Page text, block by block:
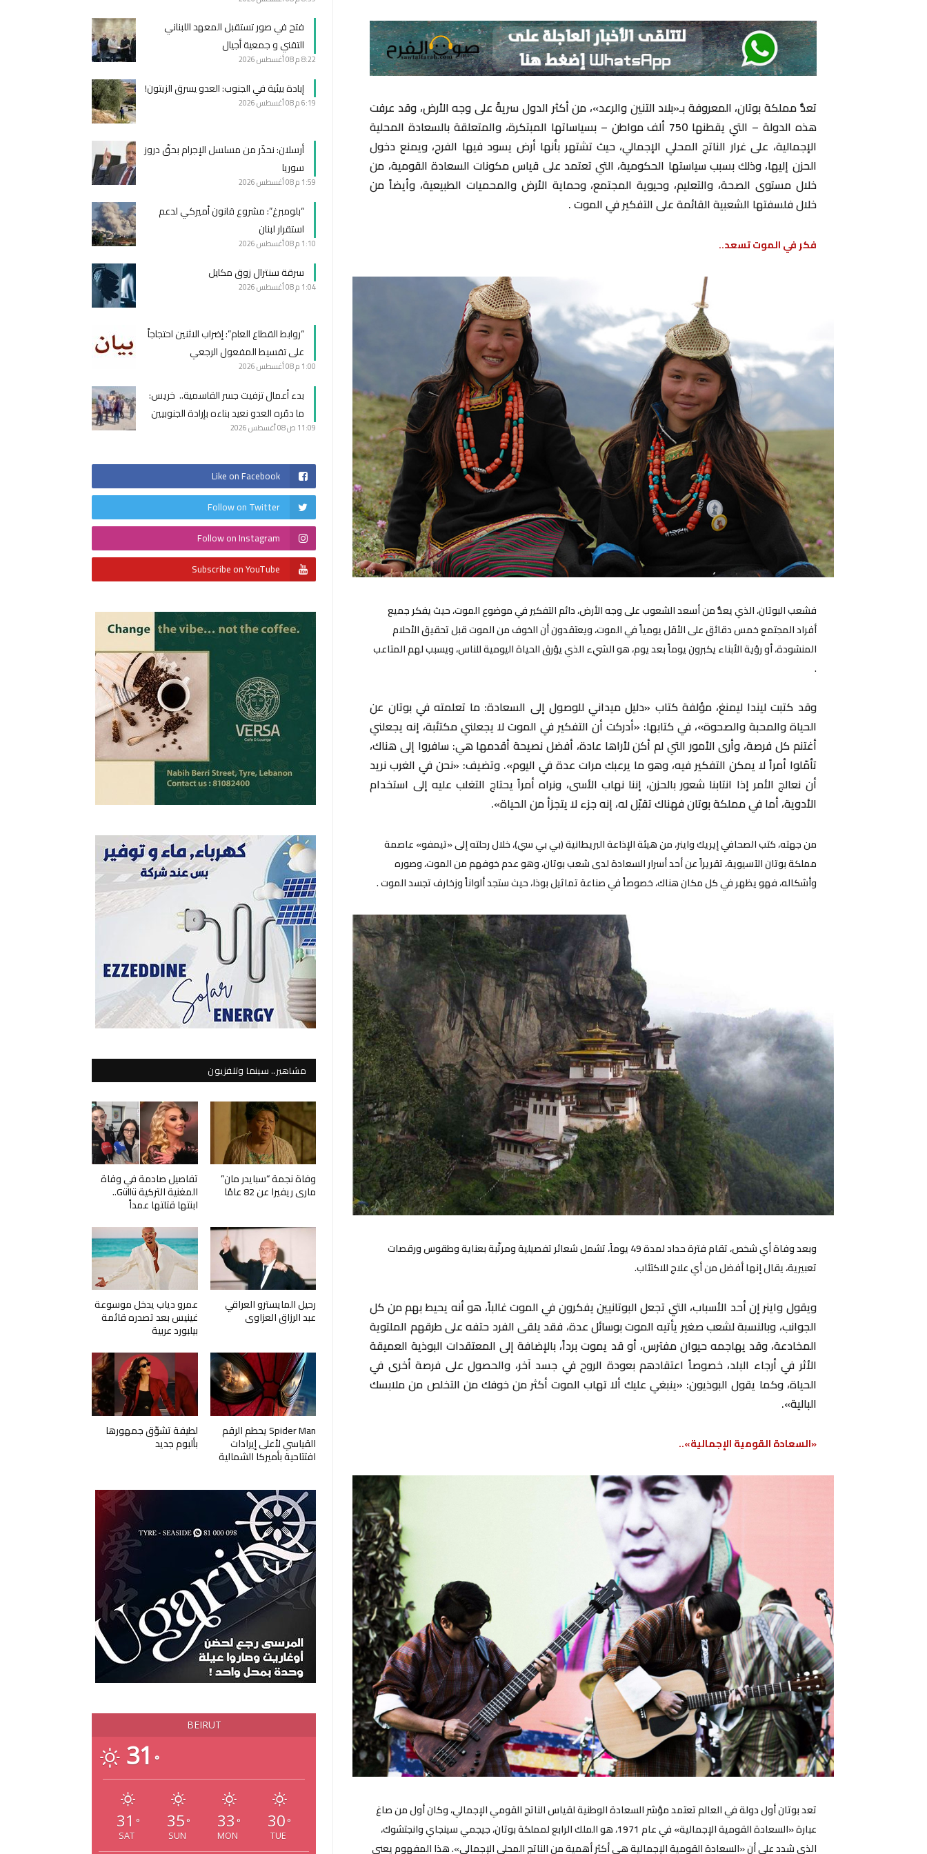
تعدُّ مملكة بوتان، المعروفة بـ«بلاد التنين والرعد»، من أكثر الدول سريةً على وجه الأرض، وقد عرفت
هذه الدولة – التي يقطنها 750 ألف مواطن – بسياساتها المبتكرة، والمتعلقة بالسعادة المحلية
الإجمالية، على غرار الناتج المحلي الإجمالي، حيث تشتهر بأنها أرض يسود فيها الفرح، ويمنع دخول
الحزن إليها، وذلك بسبب سياستها الحكومية، التي تعتمد على قياس مكونات السعادة القومية، من
خلال مستوى الصحة، والتعليم، وحيوية المجتمع، وحماية الأرض والمحميات الطبيعية، وأيضاً من
خلال فلسفتها الشعبية القائمة على التفكير في الموت .
فكر في الموت تسعد..
فشعب البوتان، الذي يعدُّ من أسعد الشعوب على وجه الأرض، دائم التفكير في موضوع الموت، حيث يفكر جميع
أفراد المجتمع خمس دقائق على الأقل يومياً في الموت، ويعتقدون أن الخوف من الموت قبل تحقيق الأحلام
المنشودة، أو رؤية الأبناء يكبرون يوماً بعد يوم، هو الشيء الذي يؤرق الحياة اليومية للناس، ويسبب لهم المتاعب
.
وقد كتبت ليندا ليمنغ، مؤلفة كتاب «دليل ميداني للوصول إلى السعادة: ما تعلمته في بوتان عن
الحياة والمحبة والصحوة»، في كتابها: «أدركت أن التفكير في الموت لا يجعلني مكتئبة، إنه يجعلني
أغتنم كل فرصة، وأرى الأمور التي لم أكن لأراها عادة، أفضل نصيحة أقدمها هي: سافروا إلى هناك،
تأمّلوا أمراً لا يمكن التفكير فيه، وهو ما يرعبك مرات عدة في اليوم». وتضيف: «نحن في الغرب نريد
أن نعالج الأمر إذا انتابنا شعور بالحزن، إننا نهاب الأسى، ونراه أمراً يحتاج التغلب عليه إلى استخدام
الأدوية، أما في مملكة بوتان فهناك تقبّل له، إنه جزء لا يتجزأ من الحياة».
من جهته، كتب الصحافي إيريك واينر، من هيئة الإذاعة البريطانية (بي بي سي)، خلال رحلته إلى «تيمفو» عاصمة
مملكة بوتان الآسيوية، تقريراً عن أحد أسرار السعادة لدى شعب بوتان، وهو عدم خوفهم من الموت، وصوره
وأشكاله، فهو يظهر في كل مكان هناك، خصوصاً في صناعة تماثيل بوذا، حيث ستجد ألواناً وزخارف تجسد الموت .
وبعد وفاة أي شخص، تقام فترة حداد لمدة 49 يوماً، تشمل شعائر تفصيلية ومرتّبة بعناية وطقوس ورقصات
تعبيرية، يقال إنها أفضل من أي علاج للاكتئاب.
ويقول واينر إن أحد الأسباب، التي تجعل البوتانيين يفكرون في الموت غالباً، هو أنه يحيط بهم من كل
الجوانب، وبالنسبة لشعب صغير يأتيه الموت بوسائل عدة، فقد يلقى الفرد حتفه على طرقهم الملتوية
المخادعة، وقد يهاجمه حيوان مفترس، أو قد يموت برداً، بالإضافة إلى المعتقدات البوذية العميقة
الأثر في أرجاء البلد، خصوصاً اعتقادهم بعودة الروح في جسد آخر، والحصول على فرصة أخرى في
الحياة، وكما يقول البوذيون: «ينبغي عليك ألا تهاب الموت أكثر من خوفك من التخلص من ملابسك
البالية».
«السعادة القومية الإجمالية»..
تعد بوتان أول دولة في العالم تعتمد مؤشر السعادة الوطنية لقياس الناتج القومي الإجمالي، وكان أول من صاغ
عبارة «السعادة القومية الإجمالية» في عام 1971، هو الملك الرابع لمملكة بوتان، جيجمي سينجاي وانجتشوك،
الذي شدد على أن «السعادة القومية الإجمالية هي أكثر أهمية من الناتج المحلي الإجمالي». هذا المفهوم يعني
فتح في صور تستقبل المعهد اللبناني
التقني و جمعية أجيال
8:22 م 08 أغسطس 2026
إبادة بيئية في الجنوب: العدو يسرق الزيتون!
6:19 م 08 أغسطس 2026
أرسلان: نحذّر من مسلسل الإجرام بحقّ دروز
سوريا
1:59 م 08 أغسطس 2026
“بلومبرغ”: مشروع قانون أميركي لدعم
استقرار لبنان
1:10 م 08 أغسطس 2026
سرقة سنترال زوق مكايل
1:04 م 08 أغسطس 2026
“روابط القطاع العام”: إضراب الاثنين احتجاجاً
على تقسيط المفعول الرجعي
1:00 م 08 أغسطس 2026
بدء أعمال تزفيت جسر القاسمية.. خريس:
ما دمّره العدو نعيد بناءه بإرادة الجنوبيين
11:09 ص 08 أغسطس 2026
Like on Facebook
Follow on Twitter
Follow on Instagram
Subscribe on YouTube
مشاهير.. سينما وتلفزيون
وفاة نجمة “سبايدر مان”
ماري ريفيرا عن 82 عامًا
تفاصيل صادمة في وفاة
المغنية التركية Güllü..
ابنتها قتلتها عمداً
رحيل المايسترو العراقي
عبد الرزاق العزاوي
عمرو دياب يدخل موسوعة
غينيس بعد تصدره قائمة
بيلبورد عربية
Spider Man يحطم الرقم
القياسي لأعلى إيرادات
افتتاحية بأميركا الشمالية
لطيفة تشوّق جمهورها
بألبوم جديد
BEIRUT
31 °
31 °
SAT
35 °
SUN
33 °
MON
30 °
TUE